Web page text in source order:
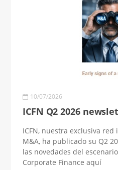
10/07/2026
ICFN Q2 2026
ICFN, nuestra exclusiva
M&A, ha publicado su Q2
las novedades del
Corporate Finance aquí